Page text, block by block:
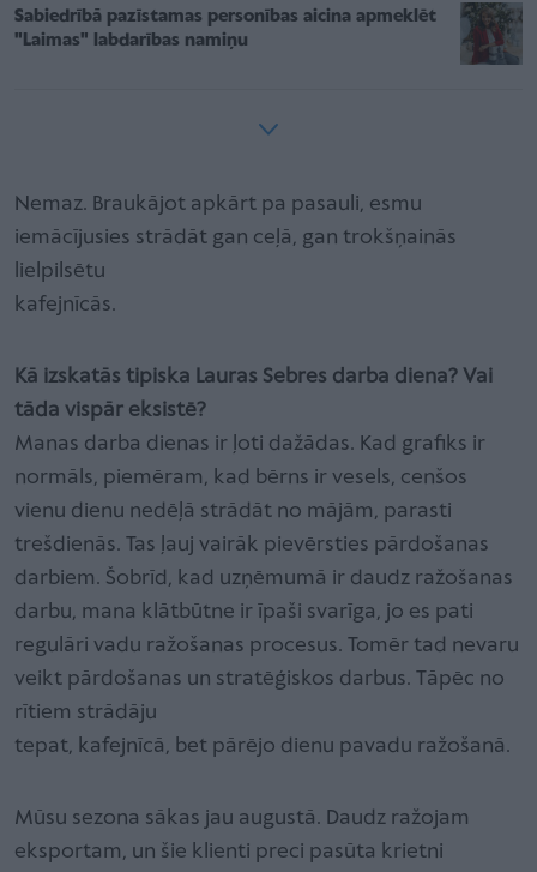
Sabiedrībā pazīstamas personības aicina apmeklēt
"Laimas" labdarības namiņu
Nemaz. Braukājot apkārt pa pasauli, esmu
iemācījusies strādāt gan ceļā, gan trokšņainās
lielpilsētu
kafejnīcās.
Kā izskatās tipiska Lauras Sebres darba diena? Vai
tāda vispār eksistē?
Manas darba dienas ir ļoti dažādas. Kad grafiks ir
normāls, piemēram, kad bērns ir vesels, cenšos
vienu dienu nedēļā strādāt no mājām, parasti
trešdienās. Tas ļauj vairāk pievērsties pārdošanas
darbiem. Šobrīd, kad uzņēmumā ir daudz ražošanas
darbu, mana klātbūtne ir īpaši svarīga, jo es pati
regulāri vadu ražošanas procesus. Tomēr tad nevaru
veikt pārdošanas un stratēģiskos darbus. Tāpēc no
rītiem strādāju
tepat, kafejnīcā, bet pārējo dienu pavadu ražošanā.
Mūsu sezona sākas jau augustā. Daudz ražojam
eksportam, un šie klienti preci pasūta krietni